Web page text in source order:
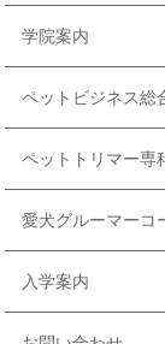
学院案内
ペットビジネス総
ペットトリマー専
愛犬グルーマーコ
入学案内